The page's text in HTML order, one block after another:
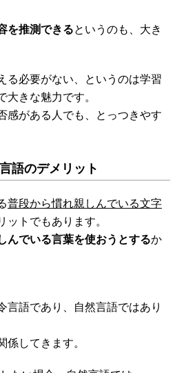
を推測できるというのも、大き
る必要がない、というのは学習
大きな魅力です。
感がある人でも、とっつきやす
語のデメリット
普段から慣れ親しんでいる文字
ットでもあります。
んでいる言葉を使おうとするか
言語であり、自然言語ではあり
係してきます。